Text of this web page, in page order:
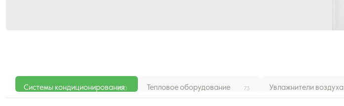
Системы кондиционирования
300 Тепловое оборудование 73 Увлажнители воздуха